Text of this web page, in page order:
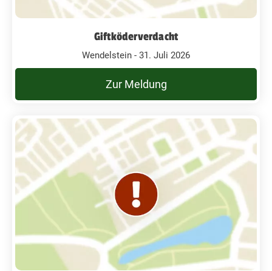
Giftköderverdacht
Wendelstein - 31. Juli 2026
Zur Meldung